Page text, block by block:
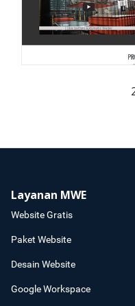
Layanan MWE
Website Gratis
Paket Website
Desain Website
Google Workspace